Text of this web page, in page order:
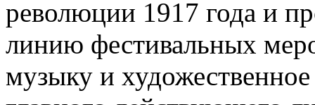
революции 1917 года и
линию фестивальных
музыку и художественное